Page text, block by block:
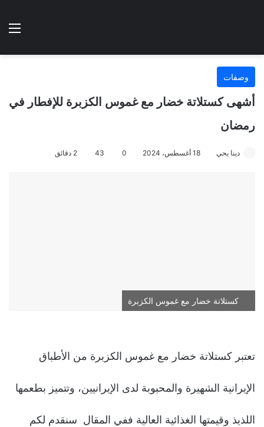
الوضع
وصفات
أشهى كستلاتة خضار مع غموس الكزبرة للإفطار في
رمضان
دينا يحي 18 أغسطس، 2024 0
43
كستلاتة خضار مع غموس الكزبرة
تعتبر كستلاتة خضار مع غموس الكزبرة من الأطباق
الإيرانية الشهيرة والمحبوبة لدى الإيرانيين، وتتميز بطعمها
اللذيذ وقيمتها الغذائية العالية ففي المقال سنقدم لكم